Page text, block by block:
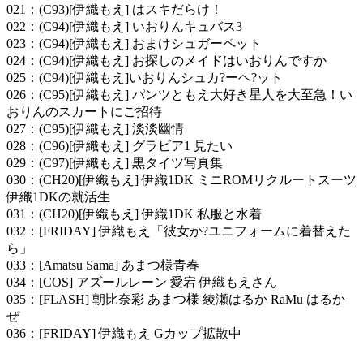
021：(C93)[伊織もえ] はスキだらけ！
022：(C94)[伊織もえ] いおりんキュバス3
023：(C94)[伊織もえ] おまけシュガーペット
024：(C94)[伊織もえ] お探しのメイドはいおりんですか
025：(C94)[伊織もえ]いおりんシュカ?ーヘ?ット
026：(C95)[伊織もえ] パンツともえ大好き星人を大至急！い
おりんのスカートにご招待
027：(C95)[伊織もえ] 淡淡幽情
028：(C96)[伊織もえ] グラビア1 見たい
029：(C97)[伊織もえ] 黒タイツ写真集
030：(CH20)[伊織もえ] 伊織1DK ミニROMリクルートスーツ
伊織1DKの就活生
031：(CH20)[伊織もえ] 伊織1DK 私服と水着
032：[FRIDAY] 伊織もえ「彼女か?ユニフォームに着替えた
ら」
033：[Amatsu Sama] あまつ様青春
034：[COS] アズールレーン 愛宕 伊織もえさん
035：[FLASH] 朝比奈彩 あまつ様 綾瀬はるか RaMu はるか
ぜ
036：[FRIDAY] 伊織もえ Gカップ拡散中